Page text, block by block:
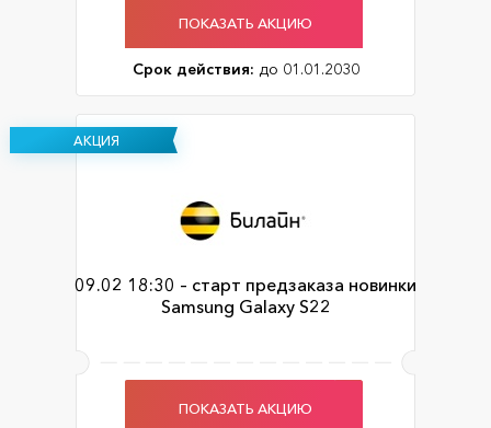
ПОКАЗАТЬ АКЦИЮ
Срок действия: до 01.01.2030
АКЦИЯ
09.02 18:30 – старт предзаказа новинки
Samsung Galaxy S22
ПОКАЗАТЬ АКЦИЮ